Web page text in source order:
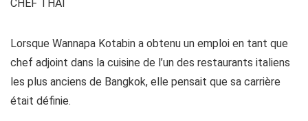
CHEF THAI
Lorsque Wannapa Kotabin a obtenu un emploi en tant que
chef adjoint dans la cuisine de l’un des restaurants italiens
les plus anciens de Bangkok, elle pensait que sa carrière
était définie.